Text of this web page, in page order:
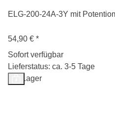
ELG-200-24A-3Y mit
54,90 € *
Sofort verfügbar
Lieferstatus: ca. 3-5 Tage
Auf Lager